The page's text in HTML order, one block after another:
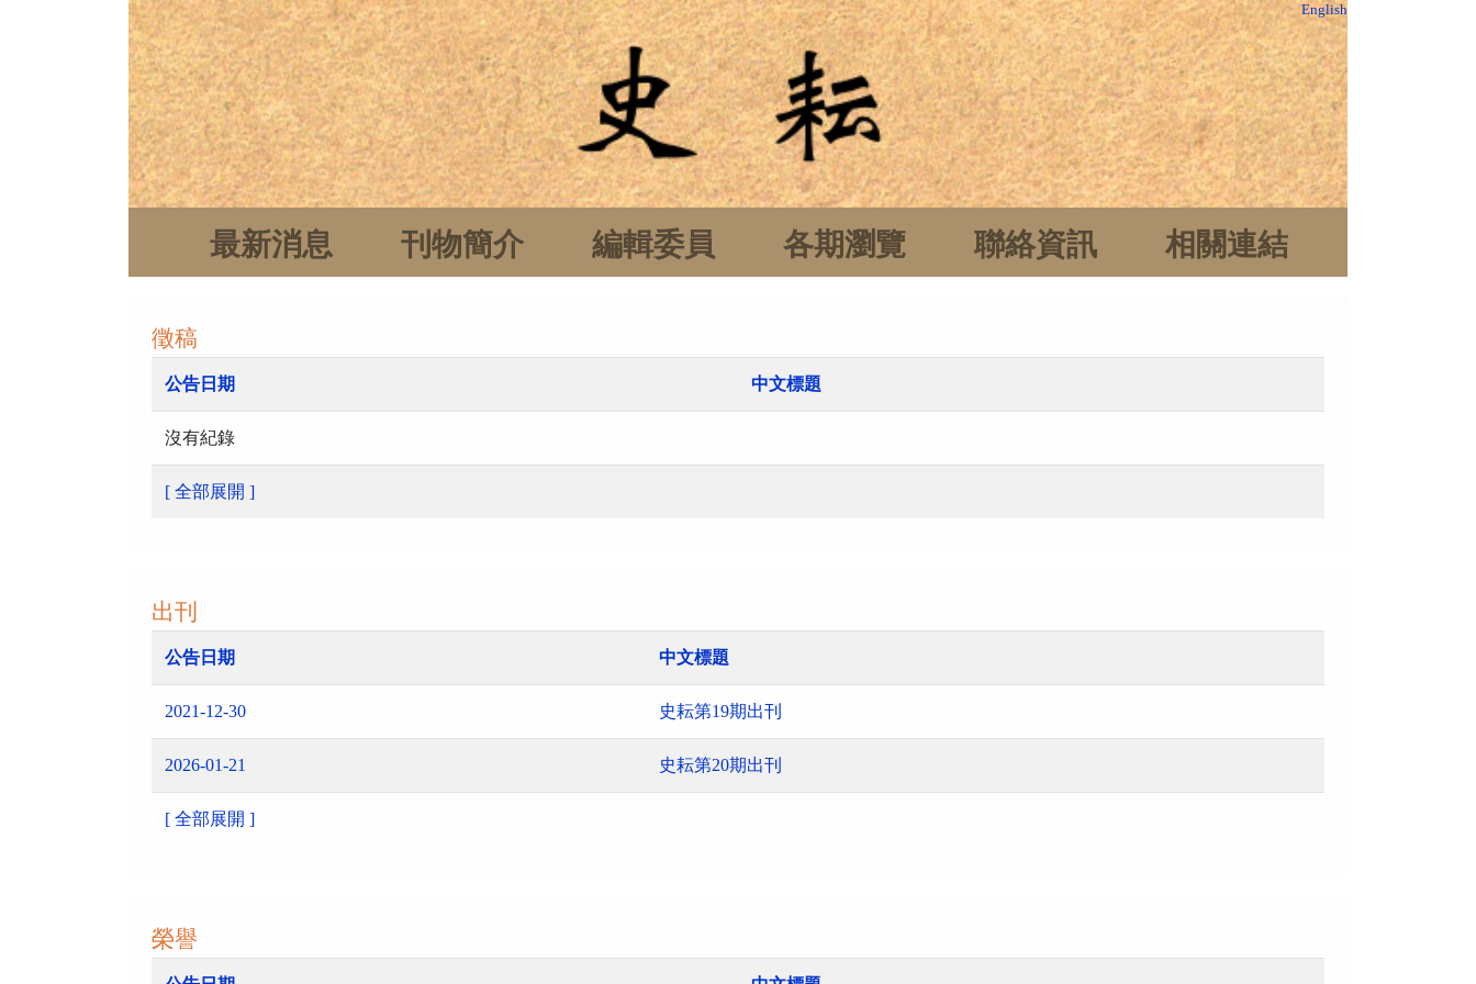
English
最新消息 刊物簡介 編輯委員 各期瀏覽 聯絡資訊 相關連結
徵稿
公告日期 中文標題
沒有紀錄
[ 全部展開 ]
出刊
公告日期 中文標題
2021-12-30 史耘第19期出刊
2026-01-21 史耘第20期出刊
[ 全部展開 ]
榮譽